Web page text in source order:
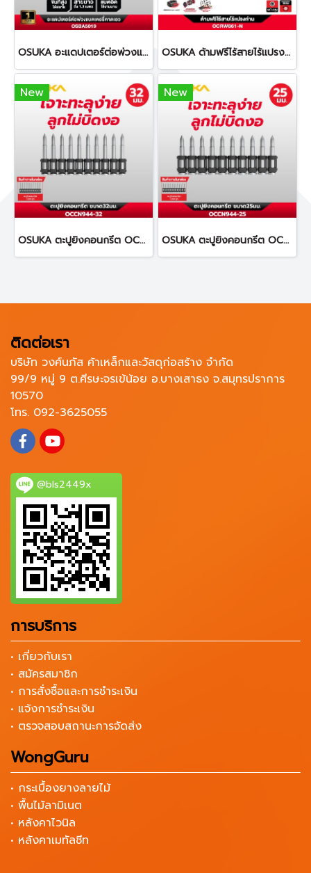
OSUKA อะแดปเตอร์ต่อพ่วงแบตเตอรี่คาดเอว ยาว 1.2 เมตร OSBA5019 OSUKA ด้ามฟรีไร้สายไร้แปรงถ่าน OCRW861
New
OSUKA ตะปูยิงคอนกรีต OCCN944-32 ทนทานต่อการกัดกร่อน
New
OSUKA ตะปูยิงคอนกรีต OCCN944-25 ทนทานต่อการกัดกร่อน
ติดต่อเรา
บริษัท วงศ์นภัส ค้าเหล็กและวัสดุก่อสร้าง จำกัด
99/9 หมู่ 9 ต.ศีรษะจรเข้น้อย อ.บางเสาธง จ.สมุทรปราการ
10570
โทร. 092-3625055
@bls2449x
การบริการ
• เกี่ยวกับเรา
• สมัครสมาชิก
• การสั่งซื้อและการชำระเงิน
• แจ้งการชำระเงิน
• ตรวจสอบสถานะการจัดส่ง
WongGuru
• กระเบื้องยางลายไม้
• พื้นไม้ลามิเนต
• หลังคาไวนิล
• หลังคาเมทัลชีท